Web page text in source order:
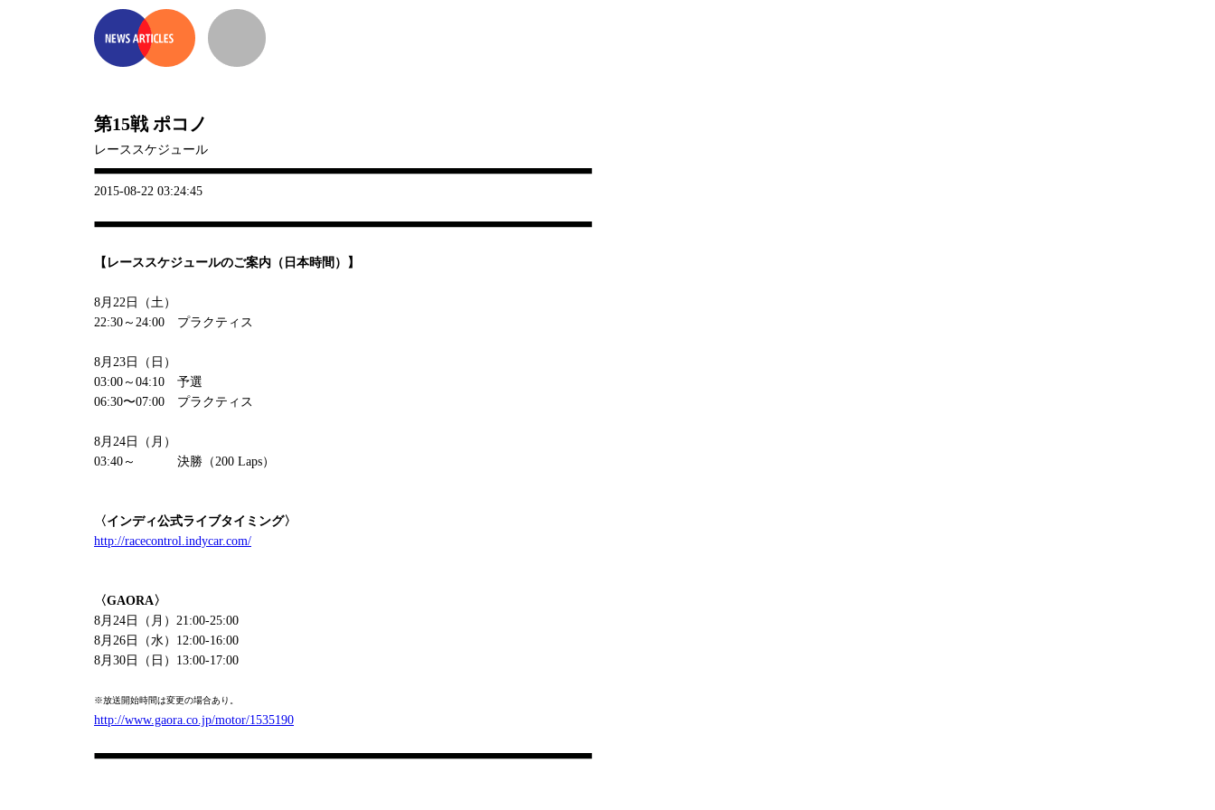
第15戦 ポコノ
レーススケジュール
2015-08-22 03:24:45
【レーススケジュールのご案内（日本時間）】
8月22日（土）
22:30～24:00 プラクティス
8月23日（日）
03:00～04:10 予選
06:30〜07:00 プラクティス
8月24日（月）
03:40～ 決勝（200 Laps）
〈インディ公式ライブタイミング〉
http://racecontrol.indycar.com/
〈GAORA〉
8月24日（月）21:00-25:00
8月26日（水）12:00-16:00
8月30日（日）13:00-17:00
※放送開始時間は変更の場合あり。
http://www.gaora.co.jp/motor/1535190